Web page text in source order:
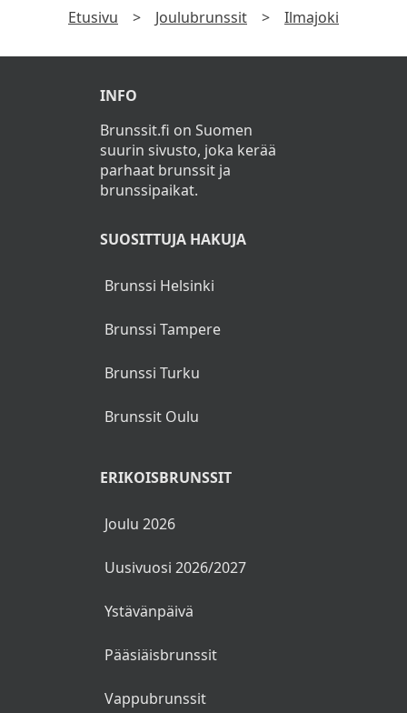
Ruokajuomat
Joulutorttuja (L)
Piparkakkuja (L)
Kahvia, teetä, kaakaota
Etusivu > Joulubrunssit > Ilmajoki
INFO
Brunssit.fi on Suomen
suurin sivusto, joka kerää
parhaat brunssit ja
brunssipaikat.
SUOSITTUJA HAKUJA
Brunssi Helsinki
Brunssi Tampere
Brunssi Turku
Brunssit Oulu
ERIKOISBRUNSSIT
Joulu 2026
Uusivuosi 2026/2027
Ystävänpäivä
Pääsiäisbrunssit
Vappubrunssit